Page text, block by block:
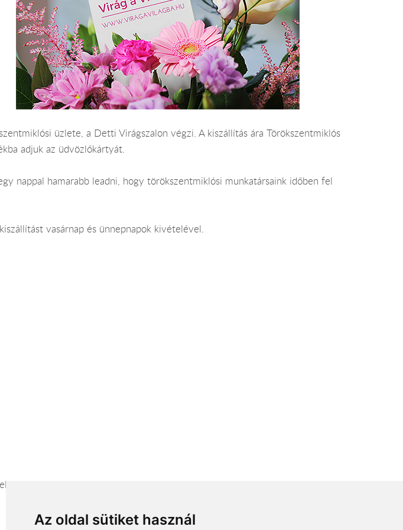
Az oldal sütiket használ
üzlete, a Detti Virágszalon végzi. A kiszállítás ára Törökszentmiklós
adjuk az üdvözlőkártyát.
nappal hamarabb leadni, hogy törökszentmiklósi munkatársaink időben fel
vasárnap és ünnepnapok kivételével.
kegyeleti koszorúk és kellékei, esküvői megrendelések és azok kellékei,